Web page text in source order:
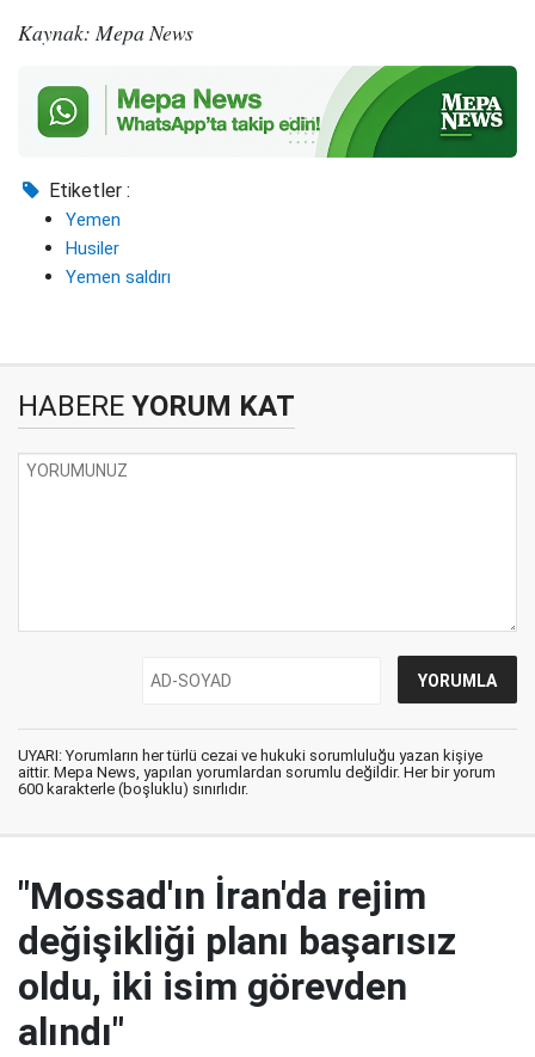
Kaynak: Mepa News
Etiketler :
Yemen
Husiler
Yemen saldırı
HABERE YORUM KAT
UYARI: Yorumların her türlü cezai ve hukuki sorumluluğu yazan kişiye
aittir. Mepa News, yapılan yorumlardan sorumlu değildir. Her bir yorum
600 karakterle (boşluklu) sınırlıdır.
"Mossad'ın İran'da rejim
değişikliği planı başarısız
oldu, iki isim görevden
alındı"